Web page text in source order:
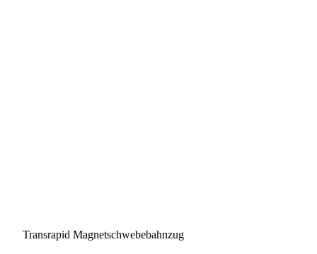
Transrapid Magnetschwebebahnzug